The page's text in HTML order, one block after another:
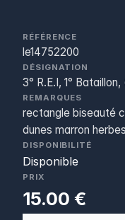
RÉFÉRENCE
le14752200
DÉSIGNATION
3° R.E.I, 1°
REMARQUES
rectangle biseauté
dunes marron
DISPONIBILITÉ
Disponible
PRIX
15.00 €